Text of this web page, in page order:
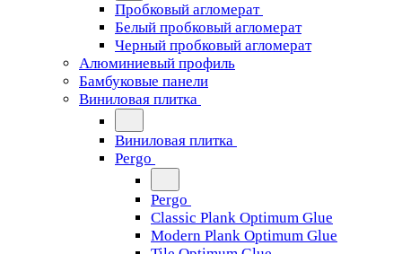
Пробковый агломерат
Белый пробковый агломерат
Черный пробковый агломерат
Алюминиевый профиль
Бамбуковые панели
Виниловая плитка
Виниловая плитка
Pergo
Pergo
Classic Plank Optimum Glue
Modern Plank Optimum Glue